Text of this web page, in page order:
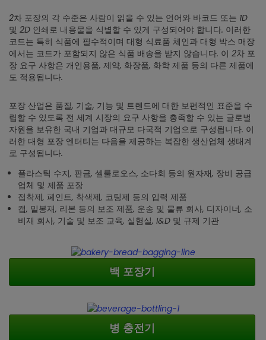
2차 포장의 각 수준은 사람이 읽을 수 있는 언어와 바코드 또는 1D
및 2D 인쇄로 내용물을 식별할 수 있게 구성되어야 합니다. 이러한
코드는 특히 식품에 필수적이며 대형 식료품 체인과 대형 박스 매장
에서는 코드가 포함되지 않은 식품 배송을 받지 않습니다. 이 2차 포
장 요구 사항은 개인용품, 제약, 화장품, 화학 제품 등의 다른 제품에
도 적용됩니다.
포장 산업은 품질, 기술, 기능 및 트렌드에 대한 보편적인 표준을 수
립할 수 있도록 전 세계 시장의 요구 사항을 충족할 수 있는 글로벌
자원을 보유한 국내 기업과 대규모 다국적 기업으로 구성됩니다. 이
러한 대형 포장 엔터티는 다음을 제공하는 복잡한 생산업체 생태계
로 구성됩니다.
플라스틱 수지, 판금, 셀룰로오스, 소다회 등의 원자재, 장비 공급
업체 및 제품 포장
접착제, 페인트, 착색제, 코팅제 등의 입력 제품
캡, 밀봉재, 리본 등의 보조 제품, 운송 및 물류 회사, 디자이너, 소
비재 회사, 기술 및 보조 교육, 실험실, I&D 및 규제 기관
백 포장기
병 충전기